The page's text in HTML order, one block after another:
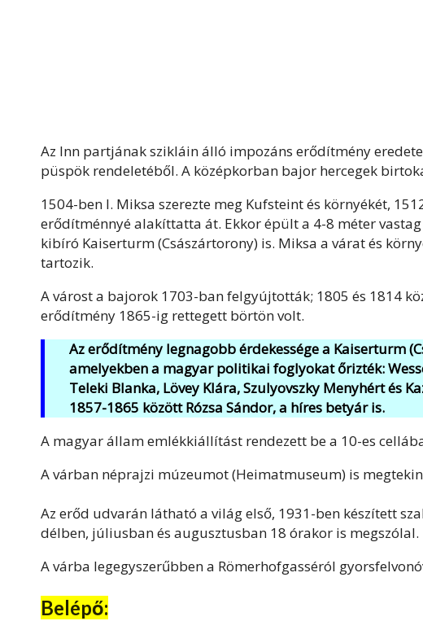
Az Inn partjának szikláin álló impozáns erődítmény
püspök rendeletéből. A középkorban bajor hercegek
1504-ben I. Miksa szerezte meg Kufsteint és környékét,
erődítménnyé alakíttatta át. Ekkor épült a 4-8 méter
kibíró Kaiserturm (Császártorony) is. Miksa a várat és
tartozik.
A várost a bajorok 1703-ban felgyújtották; 1805 és 1814
erődítmény 1865-ig rettegett börtön volt.
Az erődítmény legnagobb érdekessége a Kaiserturm
amelyekben a magyar politikai foglyokat őrizték:
Teleki Blanka, Lövey Klára, Szulyovszky Menyhért és
1857-1865 között Rózsa Sándor, a híres betyár is.
A magyar állam emlékkiállítást rendezett be a 10-es
A várban néprajzi múzeumot (Heimatmuseum) is
Az erőd udvarán látható a világ első, 1931-ben készített
délben, júliusban és augusztusban 18 órakor is megszólal.
A várba legegyszerűbben a Römerhofgasséról
Belépő: